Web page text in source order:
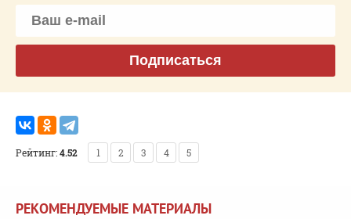
Подписаться
Рейтинг:4.52 1 2 3 4 5
РЕКОМЕНДУЕМЫЕ МАТЕРИАЛЫ